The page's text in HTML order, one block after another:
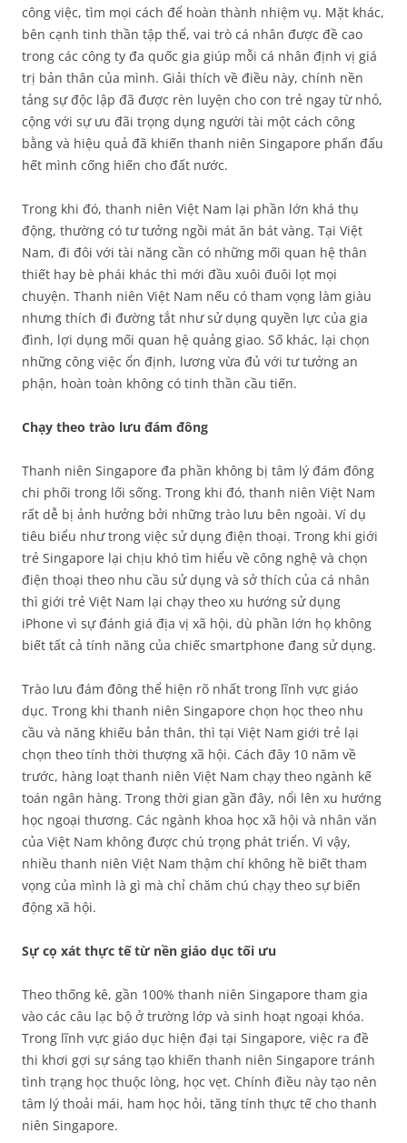
công việc, tìm mọi cách để hoàn thành nhiệm vụ. Mặt khác,
bên cạnh tinh thần tập thể, vai trò cá nhân được đề cao
trong các công ty đa quốc gia giúp mỗi cá nhân định vị giá
trị bản thân của mình. Giải thích về điều này, chính nền
tảng sự độc lập đã được rèn luyện cho con trẻ ngay từ nhỏ,
cộng với sự ưu đãi trọng dụng người tài một cách công
bằng và hiệu quả đã khiến thanh niên Singapore phấn đấu
hết mình cống hiến cho đất nước.
Trong khi đó, thanh niên Việt Nam lại phần lớn khá thụ
động, thường có tư tưởng ngồi mát ăn bát vàng. Tại Việt
Nam, đi đôi với tài năng cần có những mối quan hệ thân
thiết hay bè phái khác thì mới đầu xuôi đuôi lọt mọi
chuyện. Thanh niên Việt Nam nếu có tham vọng làm giàu
nhưng thích đi đường tắt như sử dụng quyền lực của gia
đình, lợi dụng mối quan hệ quảng giao. Số khác, lại chọn
những công việc ổn định, lương vừa đủ với tư tưởng an
phận, hoàn toàn không có tinh thần cầu tiến.
Chạy theo trào lưu đám đông
Thanh niên Singapore đa phần không bị tâm lý đám đông
chi phối trong lối sống. Trong khi đó, thanh niên Việt Nam
rất dễ bị ảnh hưởng bởi những trào lưu bên ngoài. Ví dụ
tiêu biểu như trong việc sử dụng điện thoại. Trong khi giới
trẻ Singapore lại chịu khó tìm hiểu về công nghệ và chọn
điện thoại theo nhu cầu sử dụng và sở thích của cá nhân
thì giới trẻ Việt Nam lại chạy theo xu hướng sử dụng
iPhone vì sự đánh giá địa vị xã hội, dù phần lớn họ không
biết tất cả tính năng của chiếc smartphone đang sử dụng.
Trào lưu đám đông thể hiện rõ nhất trong lĩnh vực giáo
dục. Trong khi thanh niên Singapore chọn học theo nhu
cầu và năng khiếu bản thân, thì tại Việt Nam giới trẻ lại
chọn theo tính thời thượng xã hội. Cách đây 10 năm về
trước, hàng loạt thanh niên Việt Nam chạy theo ngành kế
toán ngân hàng. Trong thời gian gần đây, nổi lên xu hướng
học ngoại thương. Các ngành khoa học xã hội và nhân văn
của Việt Nam không được chú trọng phát triển. Vì vậy,
nhiều thanh niên Việt Nam thậm chí không hề biết tham
vọng của mình là gì mà chỉ chăm chú chạy theo sự biến
động xã hội.
Sự cọ xát thực tế từ nền giáo dục tối ưu
Theo thống kê, gần 100% thanh niên Singapore tham gia
vào các câu lạc bộ ở trường lớp và sinh hoạt ngoại khóa.
Trong lĩnh vực giáo dục hiện đại tại Singapore, việc ra đề
thi khơi gợi sự sáng tạo khiến thanh niên Singapore tránh
tình trạng học thuộc lòng, học vẹt. Chính điều này tạo nên
tâm lý thoải mái, ham học hỏi, tăng tính thực tế cho thanh
niên Singapore.